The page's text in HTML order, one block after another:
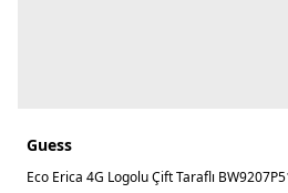
Guess
Eco Erica 4G Logolu Çift Taraflı